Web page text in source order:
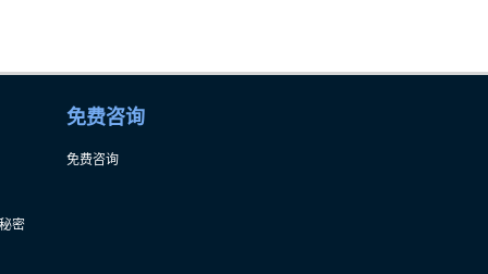
密
免费咨询
免费咨询